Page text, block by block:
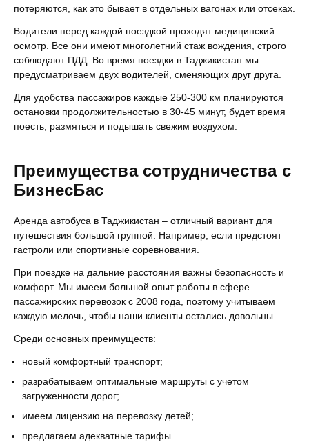
потеряются, как это бывает в отдельных вагонах или отсеках.
Водители перед каждой поездкой проходят медицинский
осмотр. Все они имеют многолетний стаж вождения, строго
соблюдают ПДД. Во время поездки в Таджикистан мы
предусматриваем двух водителей, сменяющих друг друга.
Для удобства пассажиров каждые 250-300 км планируются
остановки продолжительностью в 30-45 минут, будет время
поесть, размяться и подышать свежим воздухом.
Преимущества сотрудничества с
БизнесБас
Аренда автобуса в Таджикистан – отличный вариант для
путешествия большой группой. Например, если предстоят
гастроли или спортивные соревнования.
При поездке на дальние расстояния важны безопасность и
комфорт. Мы имеем большой опыт работы в сфере
пассажирских перевозок с 2008 года, поэтому учитываем
каждую мелочь, чтобы наши клиенты остались довольны.
Среди основных преимуществ:
новый комфортный транспорт;
разрабатываем оптимальные маршруты с учетом
загруженности дорог;
имеем лицензию на перевозку детей;
предлагаем адекватные тарифы.